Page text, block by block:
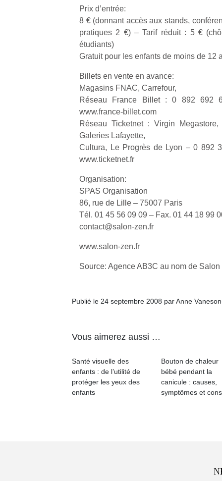
Prix d’entrée:
8 € (donnant accès aux stands,
pratiques 2 €) – Tarif réduit : 5 €
étudiants)
Gratuit pour les enfants de moins de 12
Billets en vente en avance:
Magasins FNAC, Carrefour,
Réseau France Billet : 0 892 692
www.france-billet.com
Réseau Ticketnet : Virgin
Galeries Lafayette,
Cultura, Le Progrès de Lyon – 0 892
www.ticketnet.fr
Organisation:
SPAS Organisation
86, rue de Lille – 75007 Paris
Tél. 01 45 56 09 09 – Fax. 01 44 18 99
contact@salon-zen.fr
www.salon-zen.fr
Source: Agence AB3C au nom de Salon
Publié le 24 septembre 2008 par Anne
Vous aimerez aussi …
Santé visuelle des
enfants : de l’utilité de
protéger les yeux des
enfants
Bouton de chaleur
bébé pendant la
canicule : causes,
symptômes et
physique
ou
apprentissage…